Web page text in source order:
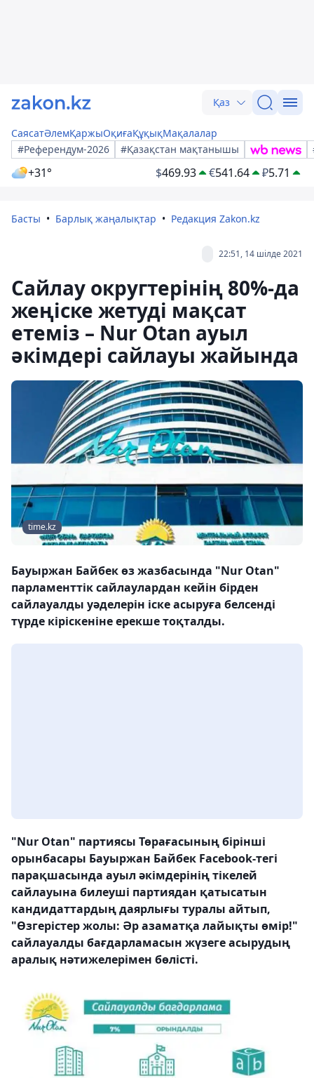
Қаз
СаясатӘлемҚаржыОқиғаҚұқықМақалалар
#Референдум-2026
#Қазақстан мақтанышы
+31° $469.93 €541.64 ₽5.71
Басты Барлық жаңалықтар Редакция Zakon.kz
22:51, 14 шілде 2021
Сайлау округтерінің 80%-да
жеңіске жетуді мақсат
етеміз – Nur Otan ауыл
әкімдері сайлауы жайында
time.kz
Бауыржан Байбек өз жазбасында "Nur Otan"
парламенттік сайлаулардан кейін бірден
сайлауалды уәделерін іске асыруға белсенді
түрде кіріскеніне ерекше тоқталды.
"Nur Otan" партиясы Төрағасының бірінші
орынбасары Бауыржан Байбек Facebook-тегі
парақшасында ауыл әкімдерінің тікелей
сайлауына билеуші партиядан қатысатын
кандидаттардың даярлығы туралы айтып,
"Өзгерістер жолы: Әр азаматқа лайықты өмір!"
сайлауалды бағдарламасын жүзеге асырудың
аралық нәтижелерімен бөлісті.